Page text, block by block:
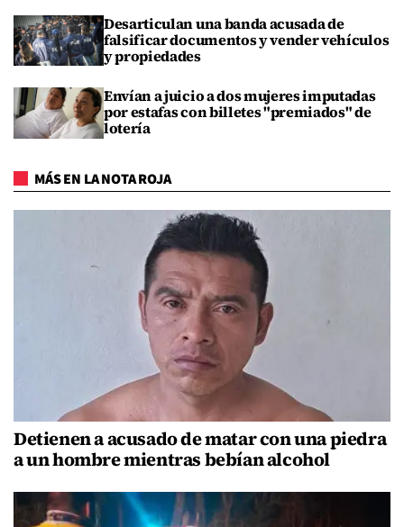
Desarticulan una banda acusada de
falsificar documentos y vender vehículos
y propiedades
Envían a juicio a dos mujeres imputadas
por estafas con billetes "premiados" de
lotería
MÁS EN LA NOTA ROJA
Detienen a acusado de matar con una piedra
a un hombre mientras bebían alcohol